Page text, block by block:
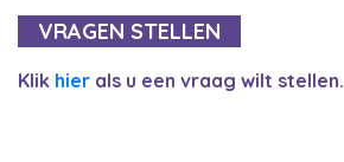
VRAGEN STELLEN
Klik hier als u een vraag wilt stellen.